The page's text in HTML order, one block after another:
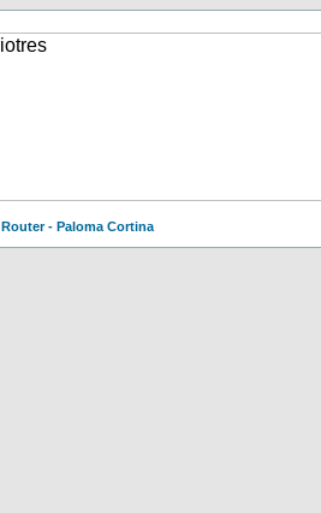
Router - Paloma Cortina